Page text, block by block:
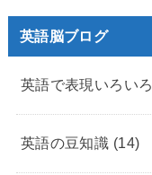
英語脳ブログ
英語で表現いろいろ
英語の豆知識 (14)